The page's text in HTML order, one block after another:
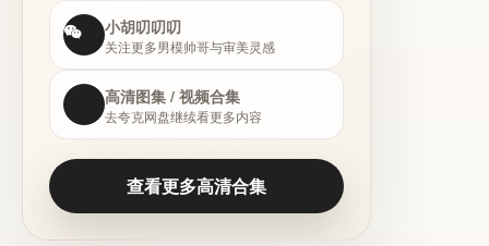
小胡叨叨叨
关注更多男模帅哥与审美灵感
高清图集 / 视频合集
去夸克网盘继续看更多内容
查看更多高清合集